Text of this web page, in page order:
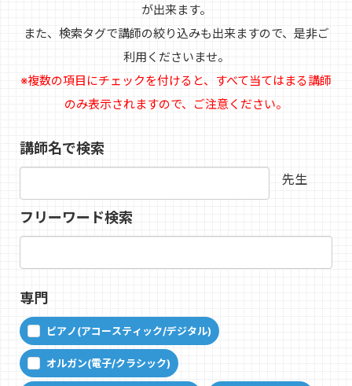
が出来ます。
また、検索タグで講師の絞り込みも出来ますので、是非ご
利用くださいませ。
※複数の項目にチェックを付けると、すべて当てはまる講師
のみ表示されますので、ご注意ください。
講師名で検索
先生
フリーワード検索
専門
ピアノ(アコースティック/デジタル)
オルガン(電子/クラシック)